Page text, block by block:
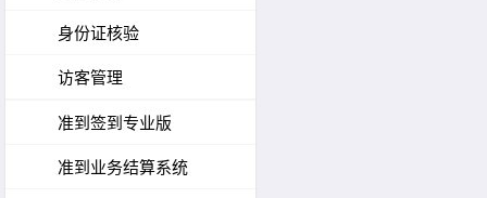
身份证核验
访客管理
准到签到专业版
准到业务结算系统